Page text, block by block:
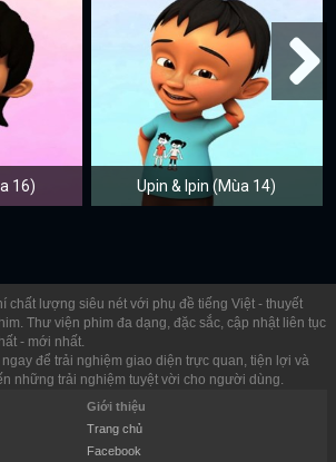
16) Upin & Ipin (Mùa 14)
chất lượng siêu nét với phụ đề tiếng Việt - thuyết
Thư viện phim đa dạng, đặc sắc, cập nhật liên tục
- mới nhất.
để trải nghiệm giao diện trực quan, tiện lợi và
những trải nghiệm tuyệt vời cho người dùng.
Giới thiệu
Trang chủ
Facebook